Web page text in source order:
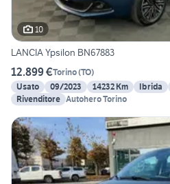
10
LANCIA Ypsilon BN67883
12.899 €Torino(TO)
Usato
09/2023 14232 Km Ibrida
Rivenditore Autohero Torino